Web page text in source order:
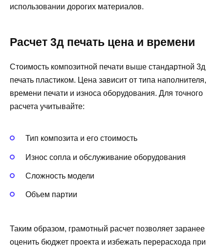
использовании дорогих материалов.
Расчет 3д печать цена и времени
Стоимость композитной печати выше стандартной 3д
печать пластиком. Цена зависит от типа наполнителя,
времени печати и износа оборудования. Для точного
расчета учитывайте:
Тип композита и его стоимость
Износ сопла и обслуживание оборудования
Сложность модели
Объем партии
Таким образом, грамотный расчет позволяет заранее
оценить бюджет проекта и избежать перерасхода при